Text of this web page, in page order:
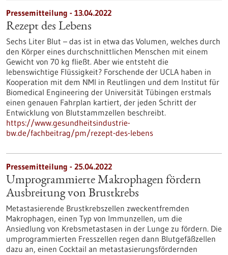
Pressemitteilung - 13.04.2022
Rezept des Lebens
Sechs Liter Blut – das ist in etwa das Volumen, welches durch
den Körper eines durchschnittlichen Menschen mit einem
Gewicht von 70 kg fließt. Aber wie entsteht die
lebenswichtige Flüssigkeit? Forschende der UCLA haben in
Kooperation mit dem NMI in Reutlingen und dem Institut für
Biomedical Engineering der Universität Tübingen erstmals
einen genauen Fahrplan kartiert, der jeden Schritt der
Entwicklung von Blutstammzellen beschreibt.
https://www.gesundheitsindustrie-
bw.de/fachbeitrag/pm/rezept-des-lebens
Pressemitteilung - 25.04.2022
Umprogrammierte Makrophagen fördern
Ausbreitung von Brustkrebs
Metastasierende Brustkrebszellen zweckentfremden
Makrophagen, einen Typ von Immunzellen, um die
Ansiedlung von Krebsmetastasen in der Lunge zu fördern. Die
umprogrammierten Fresszellen regen dann Blutgefäßzellen
dazu an, einen Cocktail an metastasierungsfördernden